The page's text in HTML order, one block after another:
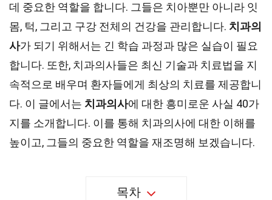
데 중요한 역할을 합니다. 그들은 치아뿐만 아니라 잇
몸, 턱, 그리고 구강 전체의 건강을 관리합니다. 치과의
사가 되기 위해서는 긴 학습 과정과 많은 실습이 필요
합니다. 또한, 치과의사들은 최신 기술과 치료법을 지
속적으로 배우며 환자들에게 최상의 치료를 제공합니
다. 이 글에서는 치과의사에 대한 흥미로운 사실 40가
지를 소개합니다. 이를 통해 치과의사에 대한 이해를
높이고, 그들의 중요한 역할을 재조명해 보겠습니다.
목차